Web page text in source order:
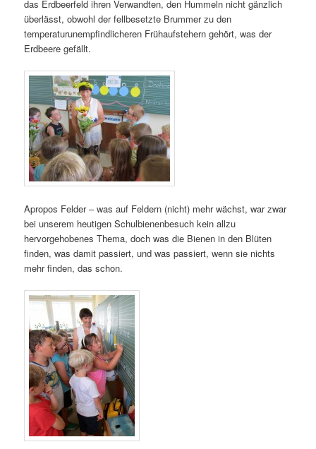
das Erdbeerfeld ihren Verwandten, den Hummeln nicht gänzlich
überlässt, obwohl der fellbesetzte Brummer zu den
temperaturunempfindlicheren Frühaufstehern gehört, was der
Erdbeere gefällt.
Apropos Felder – was auf Feldern (nicht) mehr wächst, war zwar
bei unserem heutigen Schulbienenbesuch kein allzu
hervorgehobenes Thema, doch was die Bienen in den Blüten
finden, was damit passiert, und was passiert, wenn sie nichts
mehr finden, das schon.